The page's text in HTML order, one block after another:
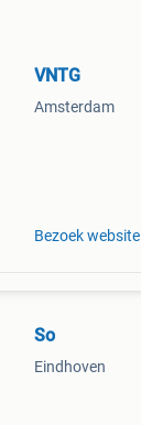
VNTG
Amsterdam
Bezoek website
So
Eindhoven